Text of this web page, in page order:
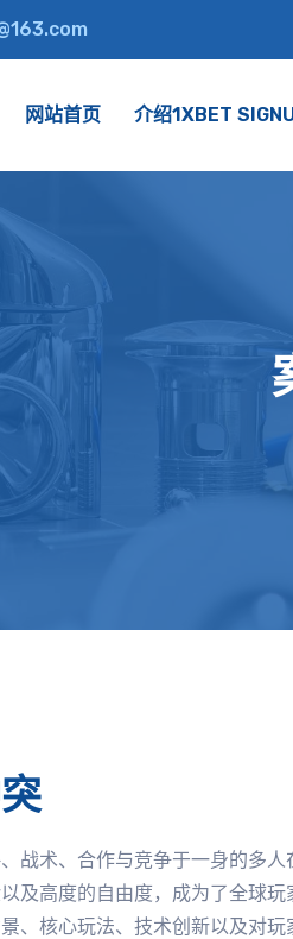
网站首页 介绍1XBET
战术、合作与竞争于一身的多
及高度的自由度，成为了全球
、核心玩法、技术创新以及对